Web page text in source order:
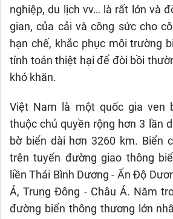
nghiệp, du lịch vv… là rất lớn và
gian, của cải và công sức cho
hạn chế, khắc phục môi trường
tính toán thiệt hại để đòi bồi
khó khăn.
Việt Nam là một quốc gia ven
thuộc chủ quyền rộng hơn 3 lần
bờ biển dài hơn 3260 km. Biển
trên tuyến đường giao thông
liền Thái Bình Dương - Ấn Độ
Á, Trung Đông - Châu Á. Năm
đường biển thông thương lớn